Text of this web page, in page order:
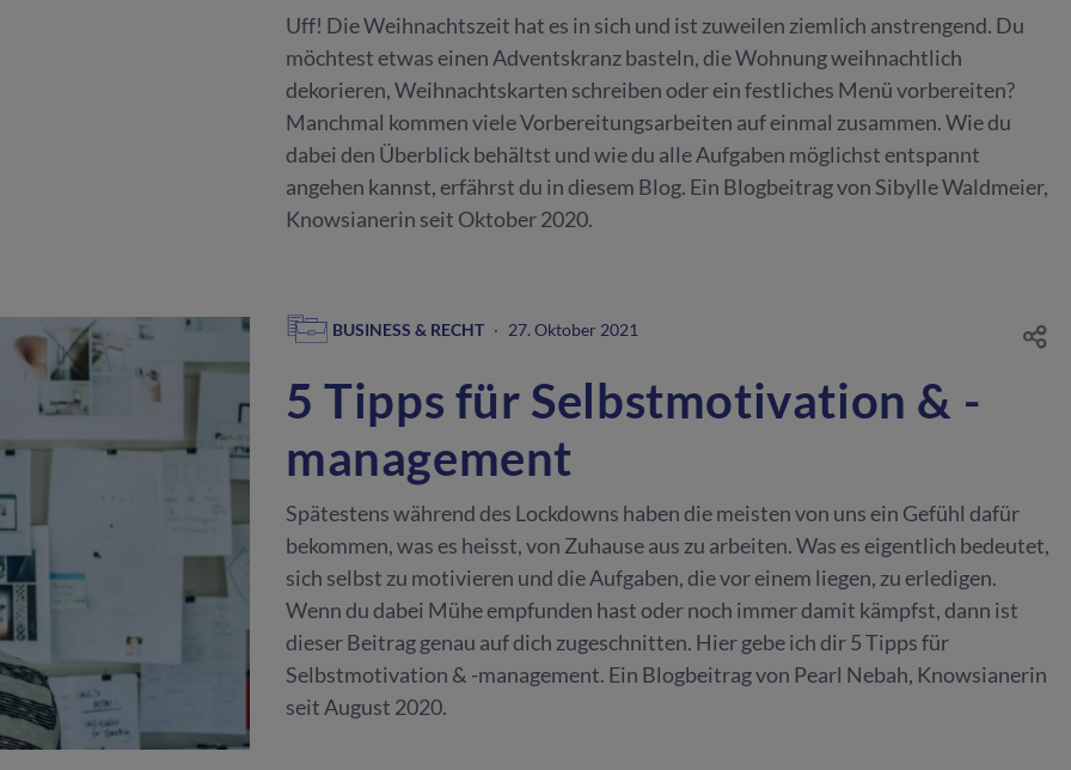
Uff! Die Weihnachtszeit hat es in sich und ist zuweilen ziemlich anstrengend. Du
möchtest etwas einen Adventskranz basteln, die Wohnung weihnachtlich
dekorieren, Weihnachtskarten schreiben oder ein festliches Menü vorbereiten?
Manchmal kommen viele Vorbereitungsarbeiten auf einmal zusammen. Wie du
dabei den Überblick behältst und wie du alle Aufgaben möglichst entspannt
angehen kannst, erfährst du in diesem Blog. Ein Blogbeitrag von Sibylle Waldmeier,
Knowsianerin seit Oktober 2020.
BUSINESS & RECHT · 27. Oktober 2021
5 Tipps für Selbstmotivation & -
management
Spätestens während des Lockdowns haben die meisten von uns ein Gefühl dafür
bekommen, was es heisst, von Zuhause aus zu arbeiten. Was es eigentlich bedeutet,
sich selbst zu motivieren und die Aufgaben, die vor einem liegen, zu erledigen.
Wenn du dabei Mühe empfunden hast oder noch immer damit kämpfst, dann ist
dieser Beitrag genau auf dich zugeschnitten. Hier gebe ich dir 5 Tipps für
Selbstmotivation & -management. Ein Blogbeitrag von Pearl Nebah, Knowsianerin
seit August 2020.